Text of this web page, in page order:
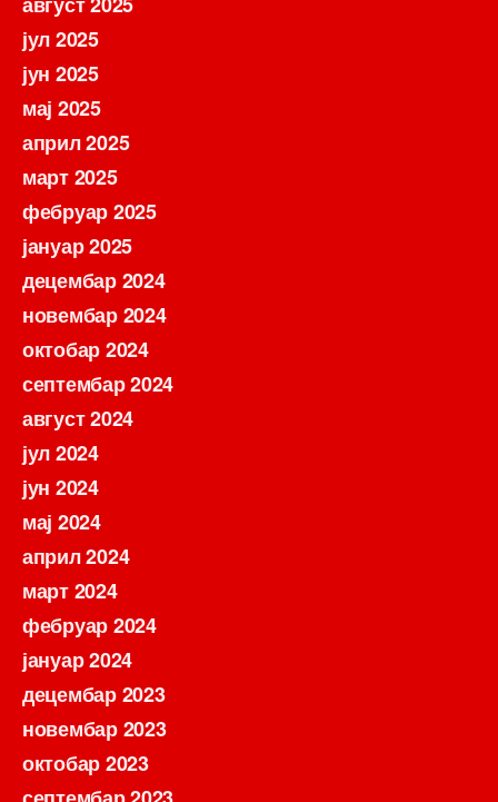
јул 2025
јун 2025
мај 2025
април 2025
март 2025
фебруар 2025
јануар 2025
децембар 2024
новембар 2024
октобар 2024
септембар 2024
август 2024
јул 2024
јун 2024
мај 2024
април 2024
март 2024
фебруар 2024
јануар 2024
децембар 2023
новембар 2023
октобар 2023